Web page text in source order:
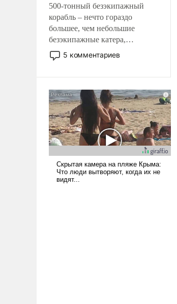
500-тонный безэкипажный
корабль – нечто гораздо
большее, чем небольшие
безэкипажные катера,
применение которых уже
стало обыденностью. Задача по
и ее реализация радикально
поднимет наши боевые
возможности.
5 комментариев